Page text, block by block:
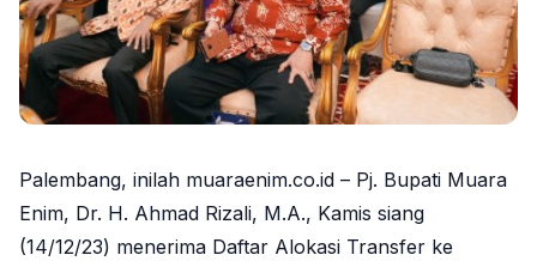
Palembang, inilah muaraenim.co.id – Pj. Bupati Muara
Enim, Dr. H. Ahmad Rizali, M.A., Kamis siang
(14/12/23) menerima Daftar Alokasi Transfer ke